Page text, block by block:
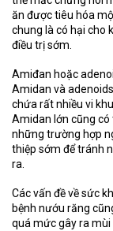
ăn được tiêu hóa
chung là có hại cho
điều trị sớm.
Amiđan hoặc
Amidan và
chứa rất nhiều vi
Amidan lớn cũng có
những trường hợp
thiệp sớm để tránh
ra.
Các vấn đề về sức
bệnh nướu răng
quá mức gây ra mùi